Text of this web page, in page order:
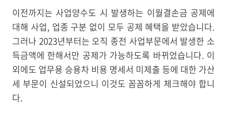
이전까지는 사업양수도 시 발생하는 이월결손금 공제에
대해 사업, 업종 구분 없이 모두 공제 혜택을 받았습니다.
그러나 2023년부터는 오직 종전 사업부문에서 발생한 소
득금액에 한해서만 공제가 가능하도록 바뀌었습니다. 이
외에도 업무용 승용차 비용 명세서 미제출 등에 대한 가산
세 부문이 신설되었으니 이것도 꼼꼼하게 체크해야 합니
다.